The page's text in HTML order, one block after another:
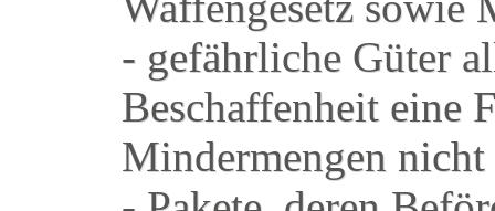
- gefährliche Güter
Beschaffenheit eine
Mindermengen